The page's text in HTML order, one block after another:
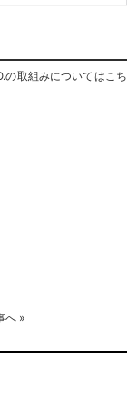
の取組みについてはこち
へ»